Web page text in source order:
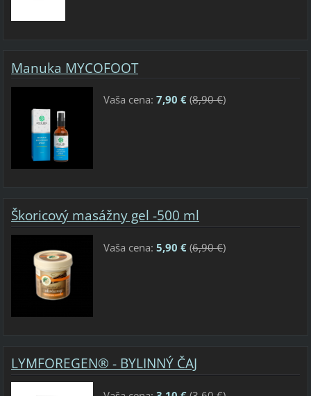
Manuka MYCOFOOT
Vaša cena: 7,90 €(8,90 €)
Škoricový masážny gel -500 ml
Vaša cena: 5,90 €(6,90 €)
LYMFOREGEN® - BYLINNÝ ČAJ